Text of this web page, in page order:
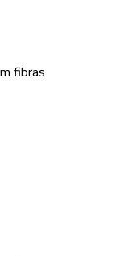
fibras